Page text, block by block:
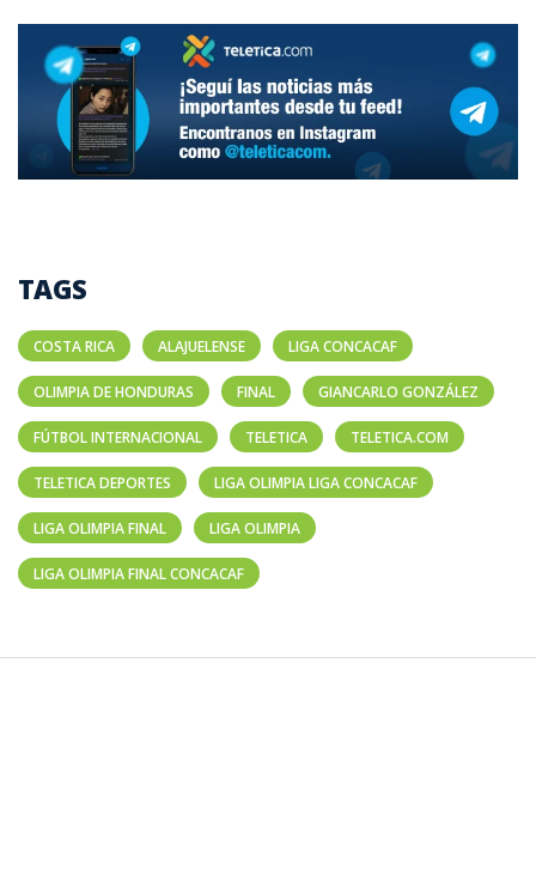
TAGS
COSTA RICA ALAJUELENSE LIGA CONCACAF
OLIMPIA DE HONDURAS FINAL GIANCARLO GONZÁLEZ
FÚTBOL INTERNACIONAL TELETICA TELETICA.COM
TELETICA DEPORTES LIGA OLIMPIA LIGA CONCACAF
LIGA OLIMPIA FINAL LIGA OLIMPIA
LIGA OLIMPIA FINAL CONCACAF